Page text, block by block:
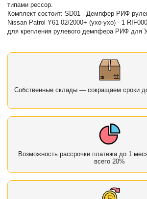
типами рессор.
Комплект состоит: SD01 - Демпфер РИФ
Nissan Patrol Y61 02/2000+ (ухо-ухо) - 1
для крепления рулевого демпфера РИФ для
Собственные склады — сокращаем сроки
Возможность рассрочки платежа до 1
всего 20%